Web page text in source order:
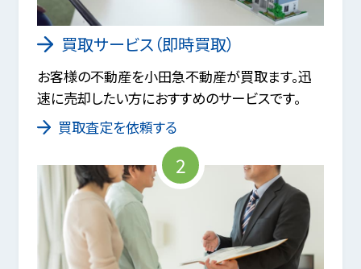
買取サービス（即時買取）
お客様の不動産を小田急不動産が買取ます。迅
速に売却したい方におすすめのサービスです。
買取査定を依頼する
2